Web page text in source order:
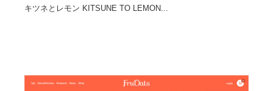
キツネとレモン KITSUNE TO LEMON...